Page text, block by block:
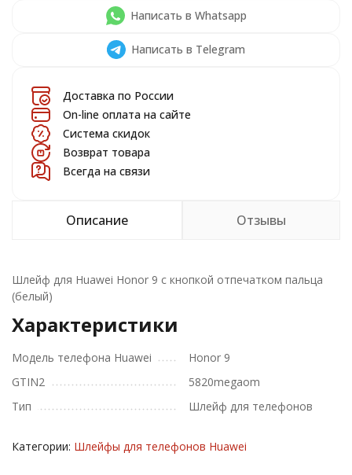
Написать в Whatsapp
Написать в Telegram
Доставка по России
On-line оплата на сайте
Система скидок
Возврат товара
Всегда на связи
Описание Отзывы
Шлейф для Huawei Honor 9 с кнопкой отпечатком пальца
(белый)
Характеристики
Модель телефона Huawei
Honor 9
GTIN2
5820megaom
Тип
Шлейф для телефонов
Категории: Шлейфы для телефонов Huawei